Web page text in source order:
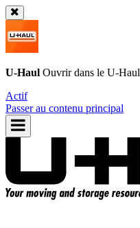
U-Haul Ouvrir dans le U-Haul
Actif
Passer au contenu principal